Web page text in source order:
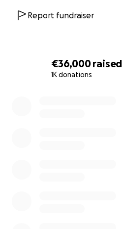
€36,000raised
1K donations
Report fundraiser